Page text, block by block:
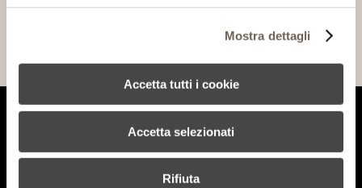
Mostra dettagli
Accetta tutti i cookie
Accetta selezionati
Rifiuta
T +39 0587 655173
ETICA E CONDOTTA AZIENDALE